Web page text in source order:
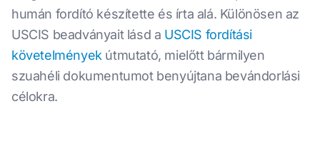
humán fordító készítette és írta alá. Különösen az
USCIS beadványait lásd a USCIS fordítási
követelményekútmutató, mielőtt bármilyen
szuahéli dokumentumot benyújtana bevándorlási
célokra.